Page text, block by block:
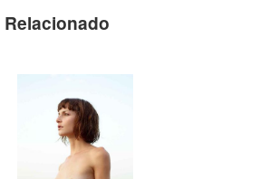
Relacionado